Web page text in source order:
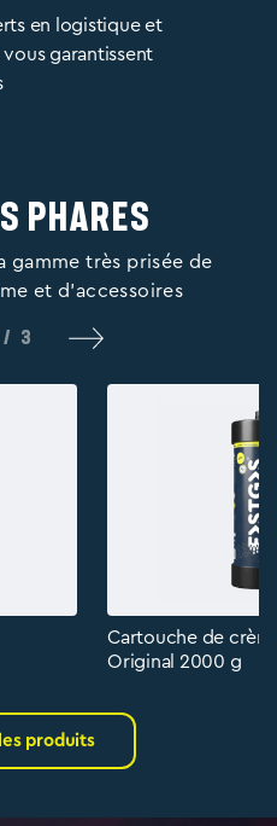
en logistique et
garantissent
phares
gamme très prisée de
et d'accessoires
/ 3
Cartouche de
Original 2000 g
produits